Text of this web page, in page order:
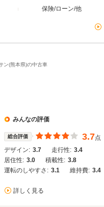
保険/ローン/他
ン(熊本県)の中古車
みんなの評価
総合評価 3.7点
デザイン: 3.7 走行性: 3.4
居住性: 3.0 積載性: 3.8
運転のしやすさ: 3.1 維持費: 3.4
詳しく見る